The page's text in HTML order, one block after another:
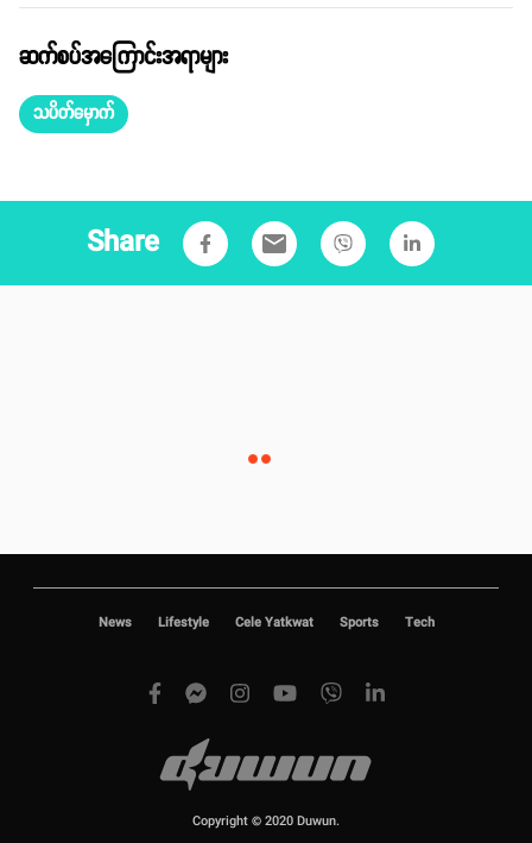
ဆက်စပ်အကြောင်းအရာများ
သပိတ်မှောက်
Share email
News Lifestyle Cele Yatkwat Sports Tech
Copyright © 2020 Duwun.